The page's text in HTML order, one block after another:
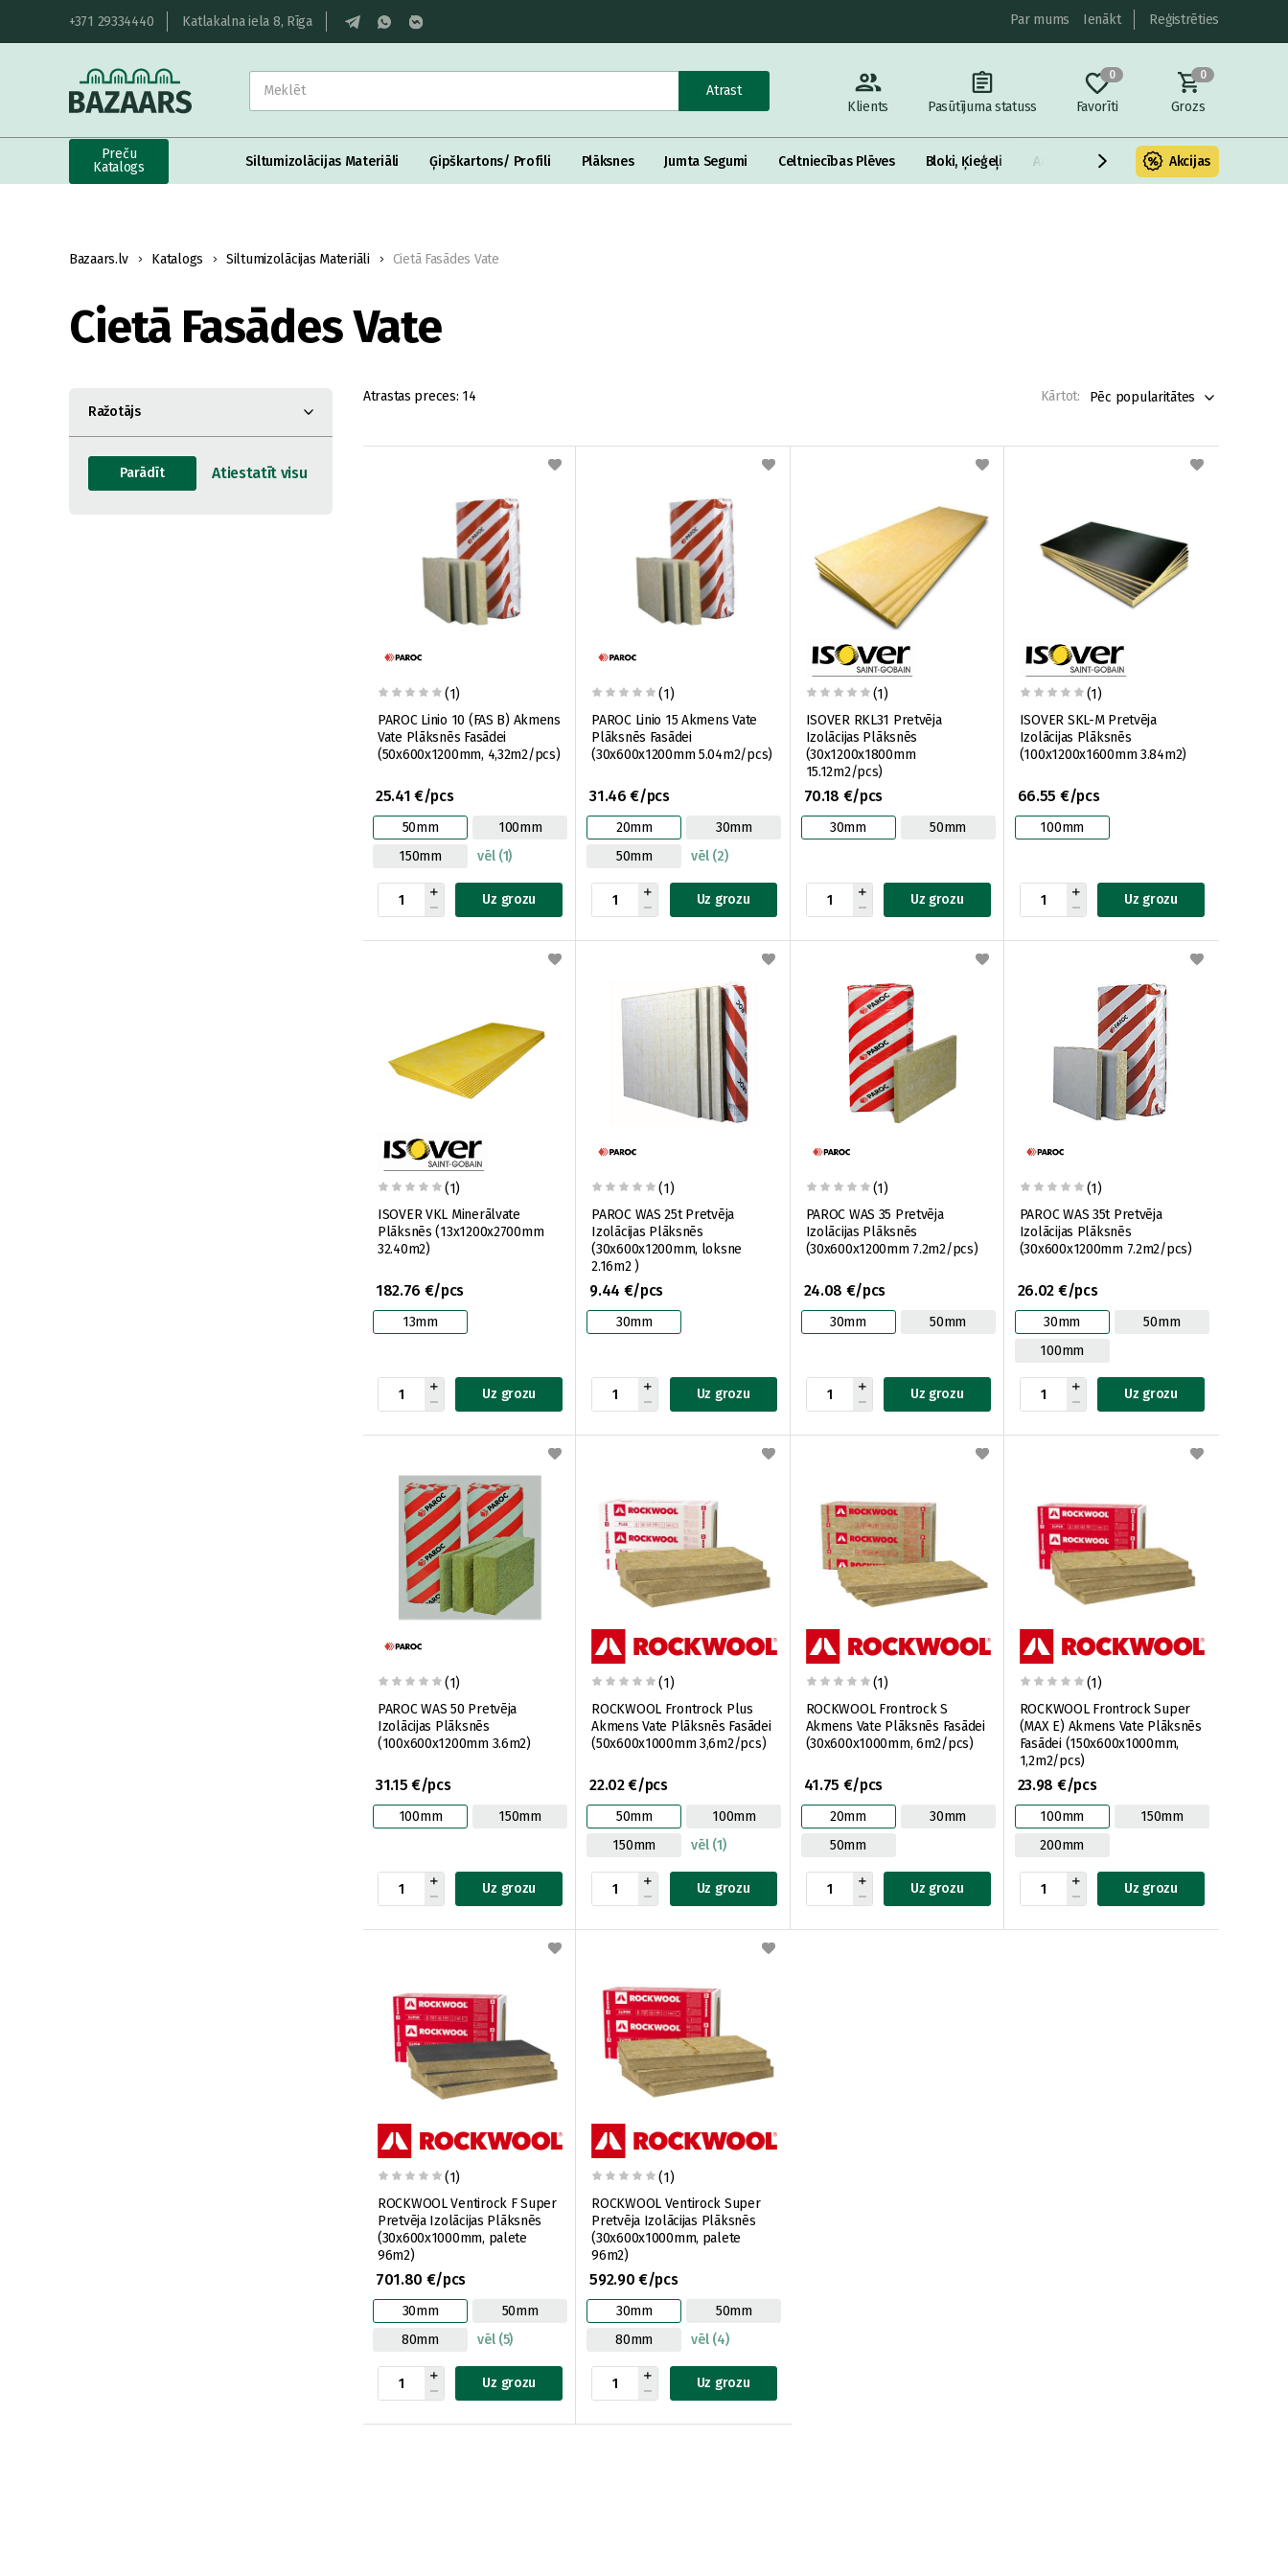
+371 29334440 Katlakalna iela 8, Rīga Par mums Ienākt Reģistrēties
Atrast
Klients
Pasūtījuma statuss
0
Favorīti
0
Grozs
Preču
Katalogs
Siltumizolācijas Materiāli Ģipškartons/ Profili Plāksnes Jumta Segumi Celtniecības Plēves Bloki, Ķieģeļi Armatūra un metāls Fasādes
Akcijas
Bazaars.lv Katalogs Siltumizolācijas Materiāli Cietā Fasādes Vate
Cietā Fasādes Vate
Ražotājs
Atrastas preces: 14 Kārtot: Pēc popularitātes
(1)
PAROC Linio 10 (FAS B) Akmens
Vate Plāksnēs Fasādei
(50x600x1200mm, 4,32m2/pcs)
25.41 €/pcs
50mm
100mm
150mm
vēl (1)
Uz grozu
(1)
PAROC Linio 15 Akmens Vate
Plāksnēs Fasādei
(30x600x1200mm 5.04m2/pcs)
31.46 €/pcs
20mm
30mm
50mm
vēl (2)
Uz grozu
(1)
ISOVER RKL31 Pretvēja
Izolācijas Plāksnēs
(30x1200x1800mm
15.12m2/pcs)
70.18 €/pcs
30mm 50mm
Uz grozu
(1)
ISOVER SKL-M Pretvēja
Izolācijas Plāksnēs
(100x1200x1600mm 3.84m2)
66.55 €/pcs
100mm
Uz grozu
(1)
ISOVER VKL Minerālvate
Plāksnēs (13x1200x2700mm
32.40m2)
182.76 €/pcs
13mm
Uz grozu
(1)
PAROC WAS 25t Pretvēja
Izolācijas Plāksnēs
(30x600x1200mm, loksne
2.16m2 )
9.44 €/pcs
30mm
Uz grozu
(1)
PAROC WAS 35 Pretvēja
Izolācijas Plāksnēs
(30x600x1200mm 7.2m2/pcs)
24.08 €/pcs
30mm 50mm
Uz grozu
(1)
PAROC WAS 35t Pretvēja
Izolācijas Plāksnēs
(30x600x1200mm 7.2m2/pcs)
26.02 €/pcs
30mm
50mm
100mm
Uz grozu
(1)
PAROC WAS 50 Pretvēja
Izolācijas Plāksnēs
(100x600x1200mm 3.6m2)
31.15 €/pcs
100mm 150mm
Uz grozu
(1)
ROCKWOOL Frontrock Plus
Akmens Vate Plāksnēs Fasādei
(50x600x1000mm 3,6m2/pcs)
22.02 €/pcs
50mm
100mm
150mm
vēl (1)
Uz grozu
(1)
ROCKWOOL Frontrock S
Akmens Vate Plāksnēs Fasādei
(30x600x1000mm, 6m2/pcs)
41.75 €/pcs
20mm
30mm
50mm
Uz grozu
(1)
ROCKWOOL Frontrock Super
(MAX E) Akmens Vate Plāksnēs
Fasādei (150x600x1000mm,
1,2m2/pcs)
23.98 €/pcs
100mm
150mm
200mm
Uz grozu
(1)
ROCKWOOL Ventirock F Super
Pretvēja Izolācijas Plāksnēs
(30x600x1000mm, palete
96m2)
701.80 €/pcs
30mm
50mm
80mm
vēl (5)
Uz grozu
(1)
ROCKWOOL Ventirock Super
Pretvēja Izolācijas Plāksnēs
(30x600x1000mm, palete
96m2)
592.90 €/pcs
30mm
50mm
80mm
vēl (4)
Uz grozu